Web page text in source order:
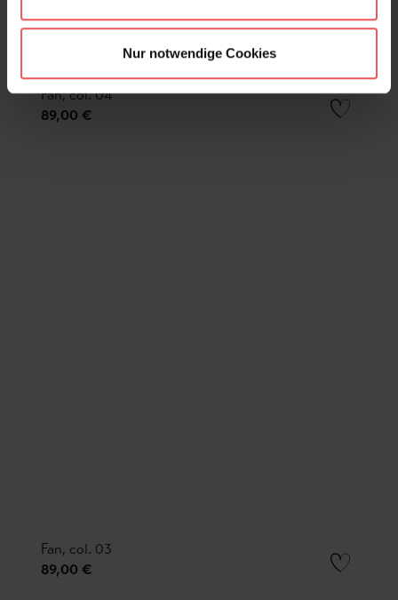
Nur notwendige Cookies
Fan, col. 04
89,00 €
Fan, col. 03
89,00 €